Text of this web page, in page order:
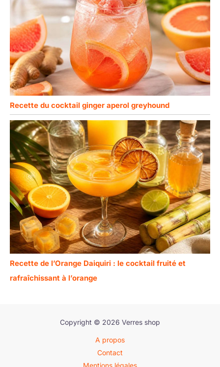
Recette du cocktail ginger aperol greyhound
Recette de l’Orange Daiquiri : le cocktail fruité et
rafraîchissant à l’orange
Copyright © 2026 Verres shop
A propos
Contact